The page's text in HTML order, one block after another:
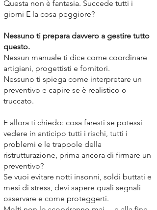
Questa non è fantasia. Succede tutti i
giorni E la cosa peggiore?
Nessuno ti prepara davvero a gestire tutto
questo.
Nessun manuale ti dice come coordinare
artigiani, progettisti e fornitori.
Nessuno ti spiega come interpretare un
preventivo e capire se è realistico o
truccato.
E allora ti chiedo: cosa faresti se potessi
vedere in anticipo tutti i rischi, tutti i
problemi e le trappole della
ristrutturazione, prima ancora di firmare un
preventivo?
Se vuoi evitare notti insonni, soldi buttati e
mesi di stress, devi sapere quali segnali
osservare e come proteggerti.